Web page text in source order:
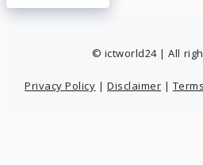
© ictworld24 | All
Privacy Policy | Disclaimer | Terms